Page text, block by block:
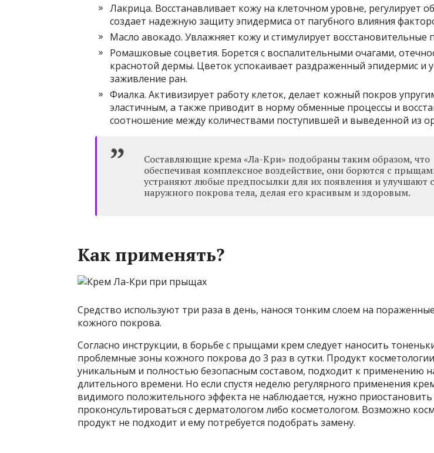
Лакрица. Восстанавливает кожу на клеточном уровне, регулирует
создает надежную защиту эпидермиса от пагубного влияния
Масло авокадо. Увлажняет кожу и стимулирует восстановительные
Ромашковые соцветия. Борется с воспалительными очагами,
краснотой дермы. Цветок успокаивает раздраженный эпидермис и
заживление ран.
Фиалка. Активизирует работу клеток, делает кожный покров
эластичным, а также приводит в норму обменные процессы и
соотношение между количествами поступившей и выведенной из
Составляющие крема «Ла-Кри» подобраны таким образом, что
обеспечивая комплексное воздействие, они борются с
устраняют любые предпосылки для их появления и улучшают
наружного покрова тела, делая его красивым и здоровым.
Как применять?
Средство используют три раза в день, нанося тонким слоем на
кожного покрова.
Согласно инструкции, в борьбе с прыщами крем следует наносить
проблемные зоны кожного покрова до 3 раз в сутки. Продукт
уникальным и полностью безопасным составом, подходит к применению
длительного времени. Но если спустя неделю регулярного применения
видимого положительного эффекта не наблюдается, нужно
проконсультироваться с дерматологом либо косметологом. Возможно
продукт не подходит и ему потребуется подобрать замену.